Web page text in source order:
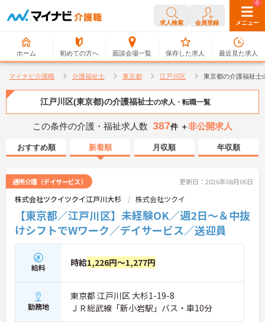
求人検索 会員登録 メニュー
ホーム 初めての方へ 面談会場一覧
0
保存した求人
0
最近見た求人
マイナビ介護職 介護福祉士 東京都 江戸川区 東京都の介護福祉士
江戸川区(東京都)の介護福祉士の求人・転職一覧
この条件の介護・福祉求人数 387件 ＋非公開求人
おすすめ順 新着順 月収順 年収順
通所介護（デイサービス） 更新日：2026年08月06日
株式会社ツクイツクイ江戸川大杉 株式会社ツクイ
【東京都／江戸川区】未経験OK／週2日～＆中抜
けシフトでWワーク／デイサービス／送迎員
給料 時給1,226円～1,277円
勤務地
東京都 江戸川区 大杉1-19-8
ＪＲ総武線「新小岩駅」バス・車10分